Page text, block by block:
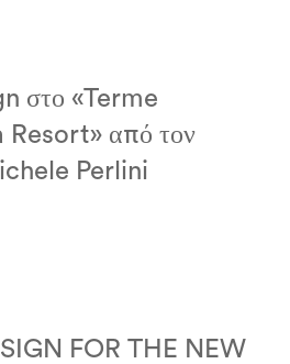
στο «Terme
Resort» από τον
Perlini
FOR THE NEW